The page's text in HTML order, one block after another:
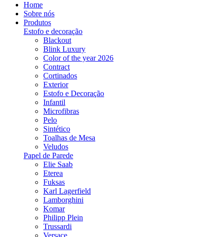
Home
Sobre nós
Produtos
Estofo e decoração
Blackout
Blink Luxury
Color of the year 2026
Contract
Cortinados
Exterior
Estofo e Decoração
Infantil
Microfibras
Pelo
Sintético
Toalhas de Mesa
Veludos
Papel de Parede
Elie Saab
Eterea
Fuksas
Karl Lagerfield
Lamborghini
Komar
Philipp Plein
Trussardi
Versace